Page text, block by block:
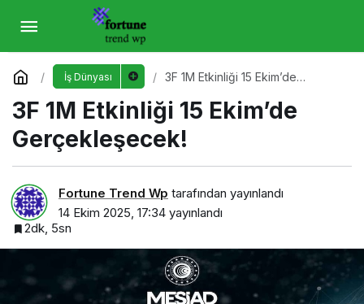
İş Dünyası
3F 1M Etkinliği 15 Ekim’de
3F 1M Etkinliği 15 Ekim’de
Gerçekleşecek!
Fortune Trend Wp tarafından yayınlandı
14 Ekim 2025, 17:34 yayınlandı
2dk, 5sn
3F 1M Etkinliği 15 Ekim’de Gerçekleşecek!
Yorum Yap